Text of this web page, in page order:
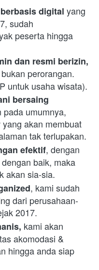
berbasis digital yang
sudah
peserta hingga
dan resmi berizin,
bukan perorangan.
untuk usaha wisata).
umumnya,
akan membuat
tak terlupakan.
efektif, dengan
baik, maka
akan sia-sia.
, kami sudah
dari perusahaan-
2017.
kami akan
akomodasi &
hingga anda siap